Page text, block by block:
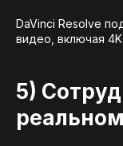
DaVinci Resolve
видео, включая
5)